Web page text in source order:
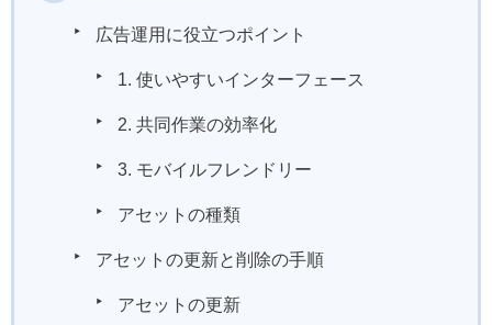
広告運用に役立つポイント
1. 使いやすいインターフェース
2. 共同作業の効率化
3. モバイルフレンドリー
アセットの種類
アセットの更新と削除の手順
アセットの更新